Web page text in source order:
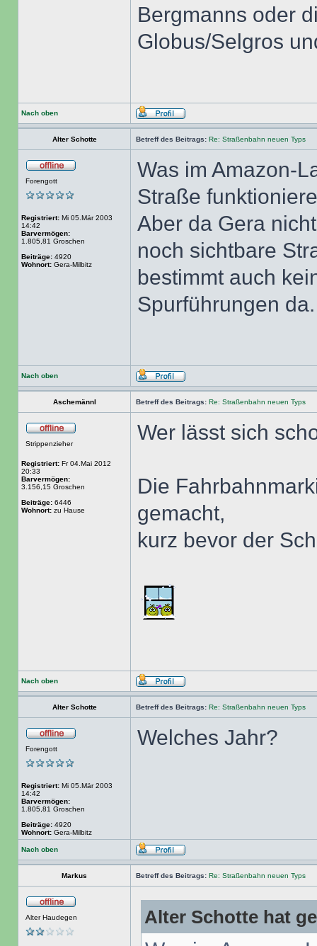
Bergmanns oder
Globus/Selgros
Nach oben
Alter Schotte Betreff des Beitrags: Re: Straßenbahn neuen Typs
Forengott
Registriert: Mi 05.Mär 2003
14:42
Barvermögen:
1.805,81 Groschen
Beiträge: 4920
Wohnort: Gera-Milbitz
Was im Amazon-
Straße
Aber da Gera
noch sichtbare
bestimmt auch
Spurführungen da.
Nach oben
Aschemännl Betreff des Beitrags: Re: Straßenbahn neuen Typs
Strippenzieher
Registriert: Fr 04.Mai 2012
20:33
Barvermögen:
3.156,15 Groschen
Beiträge: 6446
Wohnort: zu Hause
Wer lässt sich
Die
gemacht,
kurz bevor der
Nach oben
Alter Schotte Betreff des Beitrags: Re: Straßenbahn neuen Typs
Forengott
Registriert: Mi 05.Mär 2003
14:42
Barvermögen:
1.805,81 Groschen
Beiträge: 4920
Wohnort: Gera-Milbitz
Welches Jahr?
Nach oben
Markus Betreff des Beitrags: Re: Straßenbahn neuen Typs
Alter Haudegen Alter Schotte hat